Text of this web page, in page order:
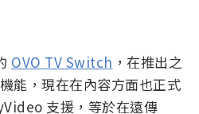
OVO TV Switch ，在推出之
能，現在在內容方面也正式
支援，等於在遠傳